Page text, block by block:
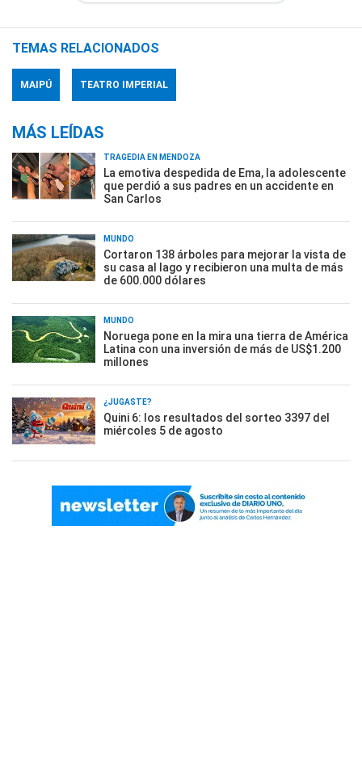
TEMAS RELACIONADOS
MAIPÚ TEATRO IMPERIAL
MÁS LEÍDAS
TRAGEDIA EN MENDOZA
La emotiva despedida de Ema, la adolescente
que perdió a sus padres en un accidente en
San Carlos
MUNDO
Cortaron 138 árboles para mejorar la vista de
su casa al lago y recibieron una multa de más
de 600.000 dólares
MUNDO
Noruega pone en la mira una tierra de América
Latina con una inversión de más de US$1.200
millones
¿JUGASTE?
Quini 6: los resultados del sorteo 3397 del
miércoles 5 de agosto